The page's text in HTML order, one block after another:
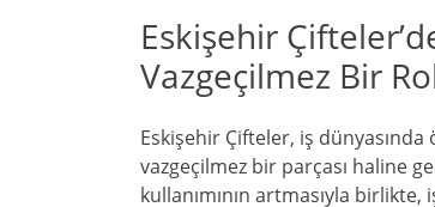
Eskişehir
Vazgeçilmez Bir
Eskişehir Çifteler, iş
vazgeçilmez bir parçası haline
kullanımının artmasıyla